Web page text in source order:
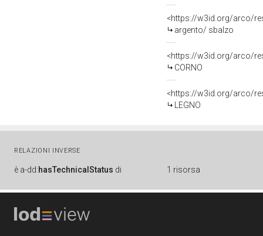
<https://w3id.org/arco/
argento/ sbalzo
<https://w3id.org/arco/
CORNO
<https://w3id.org/arco/
LEGNO
RELAZIONI INVERSE
è a-dd:hasTechnicalStatus di 1 risorsa